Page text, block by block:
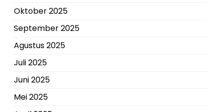
Oktober 2025
September 2025
Agustus 2025
Juli 2025
Juni 2025
Mei 2025